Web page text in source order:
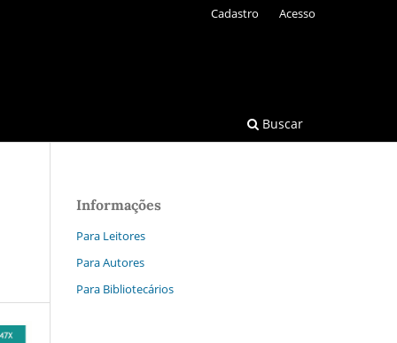
Buscar
Cadastro Acesso
Informações
Para Leitores
Para Autores
Para Bibliotecários